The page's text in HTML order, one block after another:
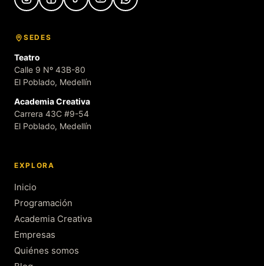
SEDES
Teatro
Calle 9 Nº 43B-80
El Poblado, Medellín
Academia Creativa
Carrera 43C #9-54
El Poblado, Medellín
EXPLORA
Inicio
Programación
Academia Creativa
Empresas
Quiénes somos